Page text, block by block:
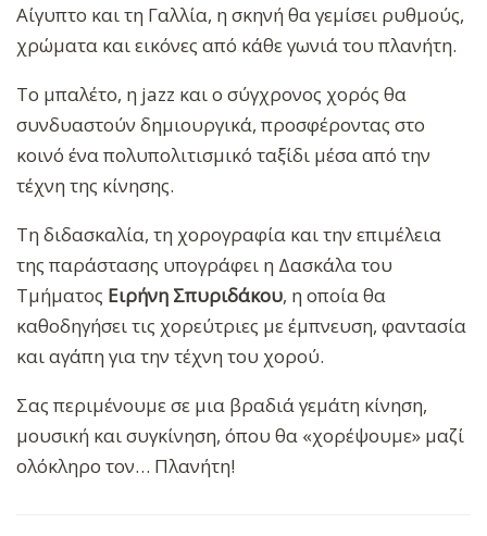
Αίγυπτο και τη Γαλλία, η σκηνή θα γεμίσει ρυθμούς,
χρώματα και εικόνες από κάθε γωνιά του πλανήτη.
Το μπαλέτο, η jazz και ο σύγχρονος χορός θα
συνδυαστούν δημιουργικά, προσφέροντας στο
κοινό ένα πολυπολιτισμικό ταξίδι μέσα από την
τέχνη της κίνησης.
Τη διδασκαλία, τη χορογραφία και την επιμέλεια
της παράστασης υπογράφει η Δασκάλα του
Τμήματος Ειρήνη Σπυριδάκου, η οποία θα
καθοδηγήσει τις χορεύτριες με έμπνευση, φαντασία
και αγάπη για την τέχνη του χορού.
Σας περιμένουμε σε μια βραδιά γεμάτη κίνηση,
μουσική και συγκίνηση, όπου θα «χορέψουμε» μαζί
ολόκληρο τον… Πλανήτη!